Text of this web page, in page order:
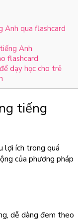
Anh qua flashcard
Anh
flashcard
dạy học cho trẻ
tiếng
lợi ích trong quá
của phương pháp
dễ dàng đem theo